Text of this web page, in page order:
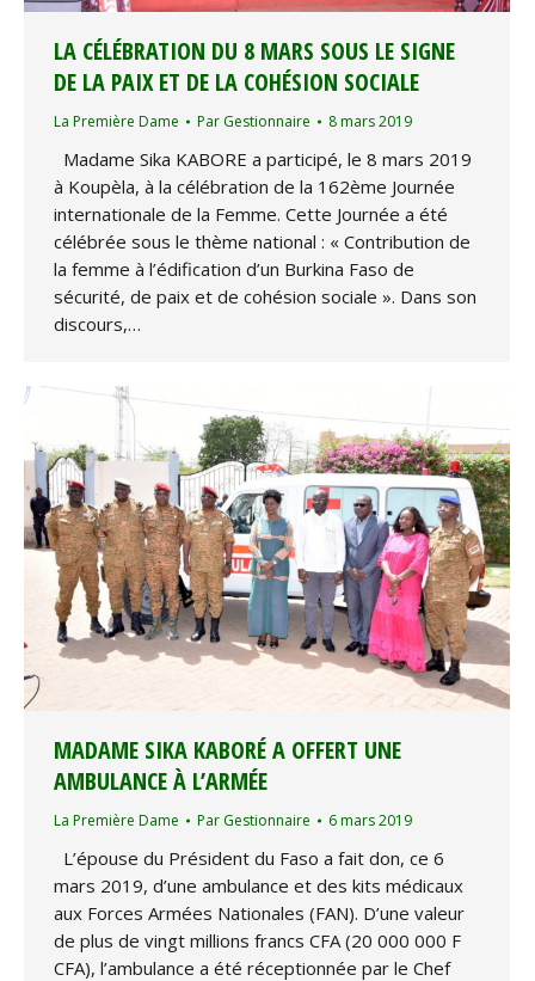
LA CÉLÉBRATION DU 8 MARS SOUS LE SIGNE
DE LA PAIX ET DE LA COHÉSION SOCIALE
La Première Dame Par Gestionnaire 8 mars 2019
Madame Sika KABORE a participé, le 8 mars 2019
à Koupèla, à la célébration de la 162ème Journée
internationale de la Femme. Cette Journée a été
célébrée sous le thème national : « Contribution de
la femme à l’édification d’un Burkina Faso de
sécurité, de paix et de cohésion sociale ». Dans son
discours,…
MADAME SIKA KABORÉ A OFFERT UNE
AMBULANCE À L’ARMÉE
La Première Dame Par Gestionnaire 6 mars 2019
L’épouse du Président du Faso a fait don, ce 6
mars 2019, d’une ambulance et des kits médicaux
aux Forces Armées Nationales (FAN). D’une valeur
de plus de vingt millions francs CFA (20 000 000 F
CFA), l’ambulance a été réceptionnée par le Chef